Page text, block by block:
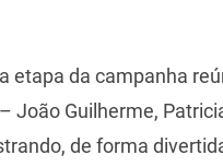
etapa da campanha
João Guilherme,
de forma